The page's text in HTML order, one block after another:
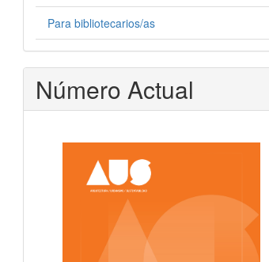
Para bibliotecarios/as
Número Actual